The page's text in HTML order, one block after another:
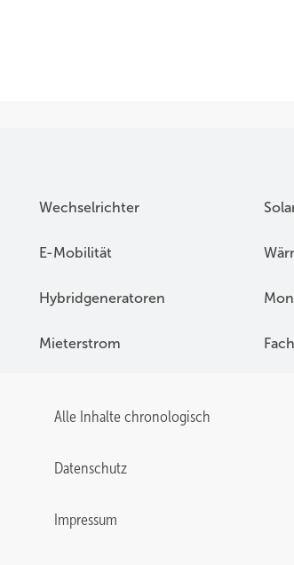
Wechselrichter
E-Mobilität
Hybridgeneratoren
Mieterstrom
Alle Inhalte chronologisch
Datenschutz
Impressum